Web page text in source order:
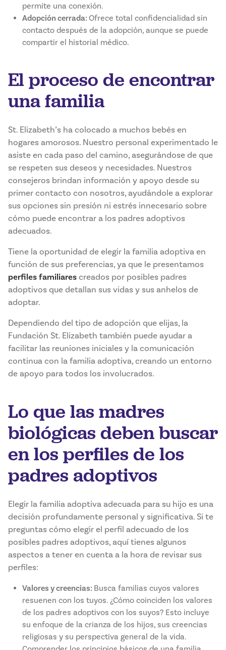
permite una conexión.
Adopción cerrada: Ofrece total confidencialidad sin
contacto después de la adopción, aunque se puede
compartir el historial médico.
El proceso de encontrar
una familia
St. Elizabeth’s ha colocado a muchos bebés en
hogares amorosos. Nuestro personal experimentado le
asiste en cada paso del camino, asegurándose de que
se respeten sus deseos y necesidades. Nuestros
consejeros brindan información y apoyo desde su
primer contacto con nosotros, ayudándole a explorar
sus opciones sin presión ni estrés innecesario sobre
cómo puede encontrar a los padres adoptivos
adecuados.
Tiene la oportunidad de elegir la familia adoptiva en
función de sus preferencias, ya que le presentamos
perfiles familiarescreados por posibles padres
adoptivos que detallan sus vidas y sus anhelos de
adoptar.
Dependiendo del tipo de adopción que elijas, la
Fundación St. Elizabeth también puede ayudar a
facilitar las reuniones iniciales y la comunicación
continua con la familia adoptiva, creando un entorno
de apoyo para todos los involucrados.
Lo que las madres
biológicas deben buscar
en los perfiles de los
padres adoptivos
Elegir la familia adoptiva adecuada para su hijo es una
decisión profundamente personal y significativa. Si te
preguntas cómo elegir el perfil adecuado de los
posibles padres adoptivos, aquí tienes algunos
aspectos a tener en cuenta a la hora de revisar sus
perfiles:
Valores y creencias: Busca familias cuyos valores
resuenen con los tuyos. ¿Cómo coinciden los valores
de los padres adoptivos con los suyos? Esto incluye
su enfoque de la crianza de los hijos, sus creencias
religiosas y su perspectiva general de la vida.